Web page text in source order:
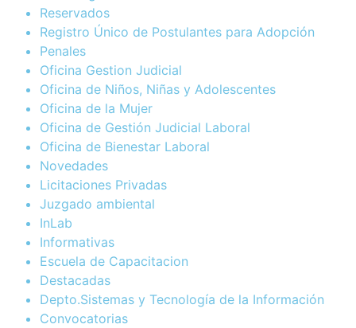
Reservados
Registro Único de Postulantes para Adopción
Penales
Oficina Gestion Judicial
Oficina de Niños, Niñas y Adolescentes
Oficina de la Mujer
Oficina de Gestión Judicial Laboral
Oficina de Bienestar Laboral
Novedades
Licitaciones Privadas
Juzgado ambiental
InLab
Informativas
Escuela de Capacitacion
Destacadas
Depto.Sistemas y Tecnología de la Información
Convocatorias